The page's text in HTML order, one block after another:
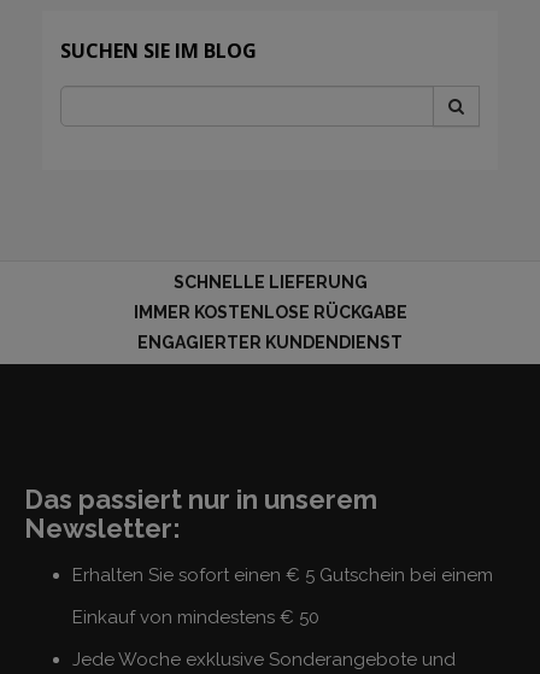
SUCHEN SIE IM BLOG
SCHNELLE LIEFERUNG
IMMER KOSTENLOSE RÜCKGABE
ENGAGIERTER KUNDENDIENST
Das passiert nur in unserem
Newsletter:
Erhalten Sie sofort einen € 5 Gutschein bei einem
Einkauf von mindestens € 50
Jede Woche exklusive Sonderangebote und